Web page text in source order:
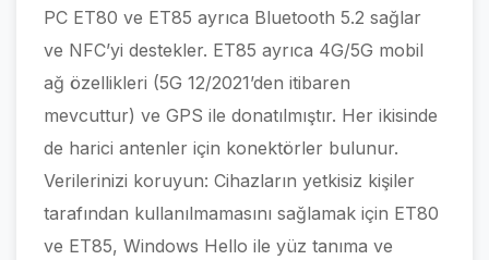
PC ET80 ve ET85 ayrıca Bluetooth 5.2 sağlar
ve NFC’yi destekler. ET85 ayrıca 4G/5G mobil
ağ özellikleri (5G 12/2021’den itibaren
mevcuttur) ve GPS ile donatılmıştır. Her ikisinde
de harici antenler için konektörler bulunur.
Verilerinizi koruyun: Cihazların yetkisiz kişiler
tarafından kullanılmamasını sağlamak için ET80
ve ET85, Windows Hello ile yüz tanıma ve